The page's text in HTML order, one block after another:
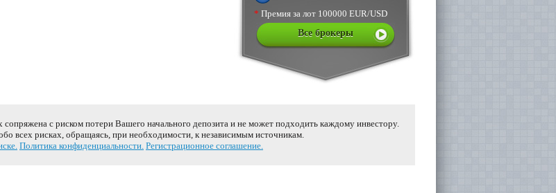
* Премия за лот 100000 EUR/USD
Все брокеры
с риском потери Вашего начального депозита и не может подходить каждому инвестору.
всех рисках, обращаясь, при необходимости, к независимым источникам.
Политика конфиденциальности. Регистрационное соглашение.